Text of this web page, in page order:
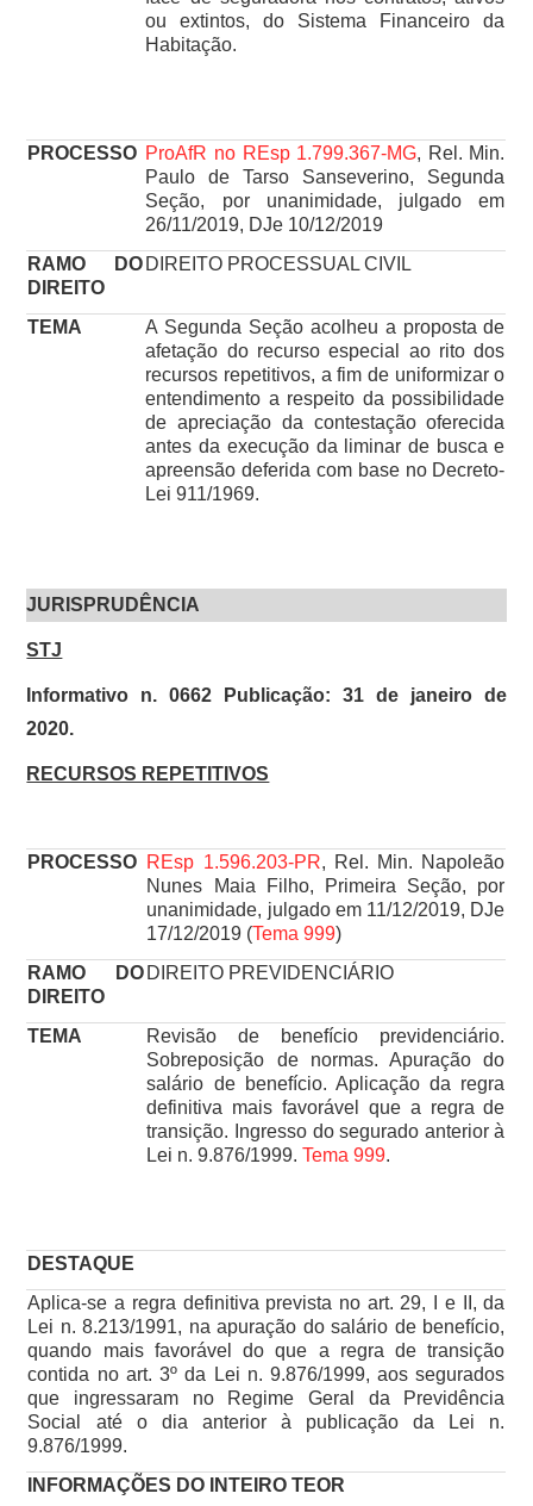
ou extintos, do Sistema Financeiro da
Habitação.
PROCESSO ProAfR no REsp 1.799.367-MG, Rel. Min.
Paulo de Tarso Sanseverino, Segunda
Seção, por unanimidade, julgado em
26/11/2019, DJe 10/12/2019
RAMO DO
DIREITO
DIREITO PROCESSUAL CIVIL
TEMA
A Segunda Seção acolheu a proposta de
afetação do recurso especial ao rito dos
recursos repetitivos, a fim de uniformizar o
entendimento a respeito da possibilidade
de apreciação da contestação oferecida
antes da execução da liminar de busca e
apreensão deferida com base no Decreto-
Lei 911/1969.
JURISPRUDÊNCIA
STJ
Informativo n. 0662 Publicação: 31 de janeiro de
2020.
RECURSOS REPETITIVOS
PROCESSO REsp 1.596.203-PR, Rel. Min. Napoleão
Nunes Maia Filho, Primeira Seção, por
unanimidade, julgado em 11/12/2019, DJe
17/12/2019 (Tema 999)
RAMO DO
DIREITO
DIREITO PREVIDENCIÁRIO
TEMA
Revisão de benefício previdenciário.
Sobreposição de normas. Apuração do
salário de benefício. Aplicação da regra
definitiva mais favorável que a regra de
transição. Ingresso do segurado anterior à
Lei n. 9.876/1999.Tema 999.
DESTAQUE
Aplica-se a regra definitiva prevista no art. 29, I e II, da
Lei n. 8.213/1991, na apuração do salário de benefício,
quando mais favorável do que a regra de transição
contida no art. 3º da Lei n. 9.876/1999, aos segurados
que ingressaram no Regime Geral da Previdência
Social até o dia anterior à publicação da Lei n.
9.876/1999.
INFORMAÇÕES DO INTEIRO TEOR